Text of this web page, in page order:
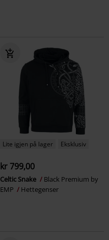
Lite igjen på lager Eksklusiv
kr 799,00
Celtic Snake
Black Premium by
EMP
Hettegenser